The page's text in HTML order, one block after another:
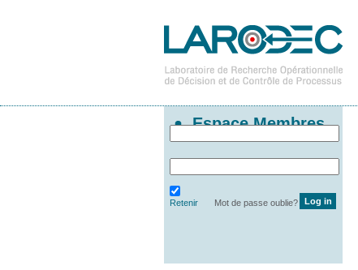
Espace Membres
Retenir Mot de passe oublie?